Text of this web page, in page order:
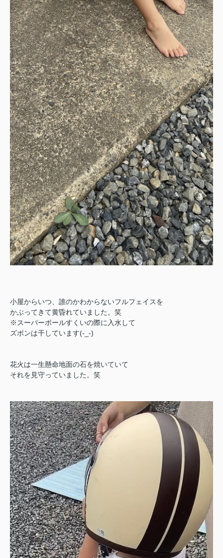
小屋からいつ、誰のかわからないフルフェイスを
かぶってきて黄昏れていました。笑
※スーパーボールすくいの際に入水して
ズボンは干しています(-_-)
花火は一生懸命地面の石を焼いていて
それを見守っていました。笑